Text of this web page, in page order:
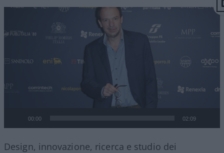
00:00 02:09
Design, innovazione, ricerca e studio dei